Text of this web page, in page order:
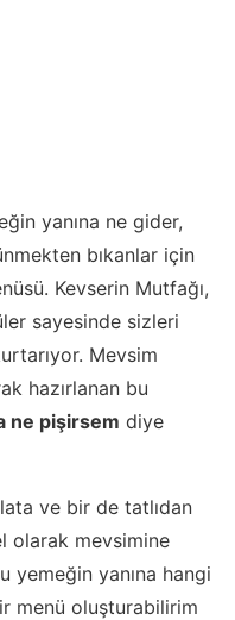
yanına ne gider,
bıkanlar için
Kevserin Mutfağı,
sayesinde sizleri
Mevsim
hazırlanan bu
ne pişirsem diye
ve bir de tatlıdan
olarak mevsimine
yemeğin yanına hangi
menü oluşturabilirim